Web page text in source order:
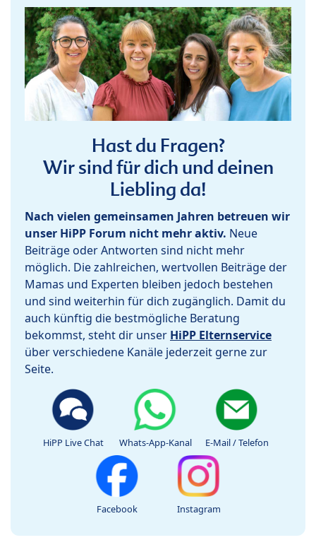
Hast du Fragen?
Wir sind für dich und deinen
Liebling da!
Nach vielen gemeinsamen Jahren betreuen wir
unser HiPP Forum nicht mehr aktiv. Neue
Beiträge oder Antworten sind nicht mehr
möglich. Die zahlreichen, wertvollen Beiträge der
Mamas und Experten bleiben jedoch bestehen
und sind weiterhin für dich zugänglich. Damit du
auch künftig die bestmögliche Beratung
bekommst, steht dir unser HiPP Elternservice
über verschiedene Kanäle jederzeit gerne zur
Seite.
HiPP Live Chat Whats-App-Kanal E-Mail / Telefon
Facebook Instagram